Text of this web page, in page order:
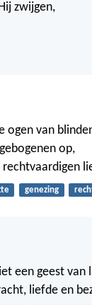
zwijgen,
ogen van
op,
rechtvaardigen
genezing
een geest van
liefde en